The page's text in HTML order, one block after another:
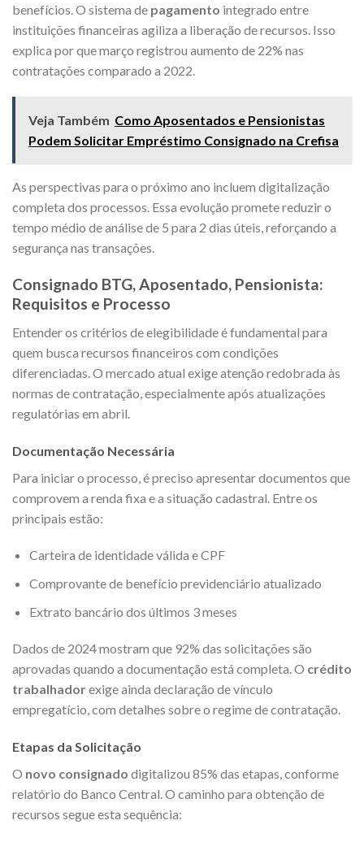
benefícios. O sistema de pagamento integrado entre
instituições financeiras agiliza a liberação de recursos. Isso
explica por que março registrou aumento de 22% nas
contratações comparado a 2022.
Veja Também Como Aposentados e Pensionistas
Podem Solicitar Empréstimo Consignado na Crefisa
As perspectivas para o próximo ano incluem digitalização
completa dos processos. Essa evolução promete reduzir o
tempo médio de análise de 5 para 2 dias úteis, reforçando a
segurança nas transações.
Consignado BTG, Aposentado, Pensionista:
Requisitos e Processo
Entender os critérios de elegibilidade é fundamental para
quem busca recursos financeiros com condições
diferenciadas. O mercado atual exige atenção redobrada às
normas de contratação, especialmente após atualizações
regulatórias em abril.
Documentação Necessária
Para iniciar o processo, é preciso apresentar documentos que
comprovem a renda fixa e a situação cadastral. Entre os
principais estão:
Carteira de identidade válida e CPF
Comprovante de benefício previdenciário atualizado
Extrato bancário dos últimos 3 meses
Dados de 2024 mostram que 92% das solicitações são
aprovadas quando a documentação está completa. O crédito
trabalhadorexige ainda declaração de vínculo
empregatício, com detalhes sobre o regime de contratação.
Etapas da Solicitação
O novo consignado digitalizou 85% das etapas, conforme
relatório do Banco Central. O caminho para obtenção de
recursos segue esta sequência: